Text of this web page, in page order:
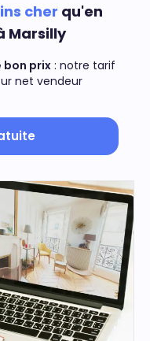
cher qu'en
Marsilly
bon prix : notre tarif
net vendeur